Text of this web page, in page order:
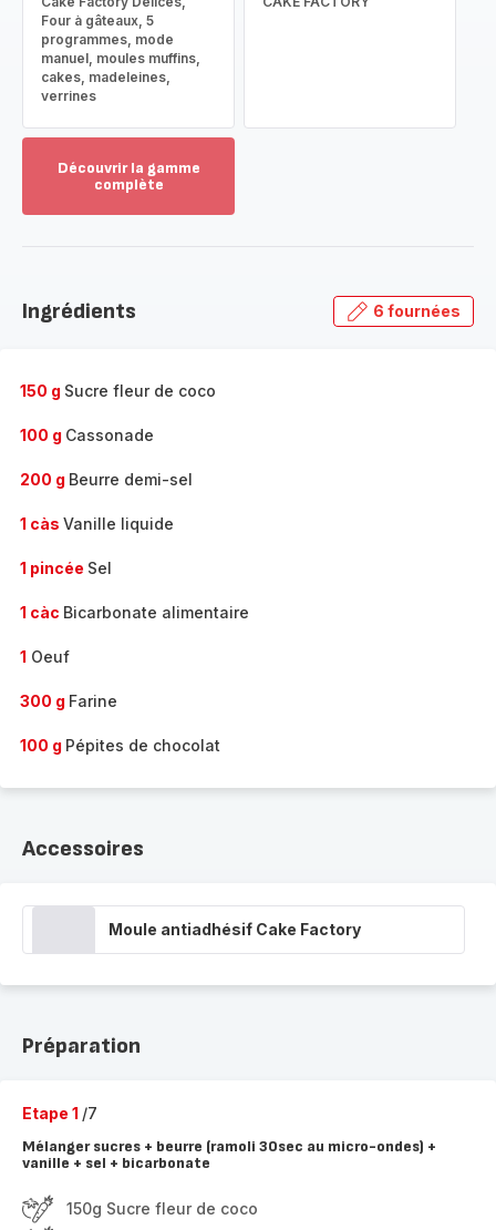
Four à gâteaux, 5
programmes, mode
manuel, moules muffins,
cakes, madeleines,
verrines
Découvrir la gamme
complète
gamme
Ingrédients 6 fournées
150 g Sucre fleur de coco
100 g Cassonade
200 g Beurre demi-sel
1 càs Vanille liquide
1 pincée Sel
1 càc Bicarbonate alimentaire
1 Oeuf
300 g Farine
100 g Pépites de chocolat
Accessoires
Moule antiadhésif Cake Factory
Préparation
Etape 1 /7
Mélanger sucres + beurre (ramoli 30sec au micro-ondes) +
vanille + sel + bicarbonate
150g Sucre fleur de coco